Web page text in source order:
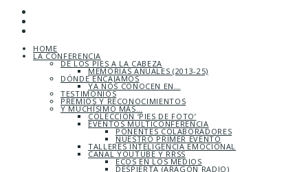
HOME
LA CONFERENCIA
DE LOS PIES A LA CABEZA
MEMORIAS ANUALES (2013-25)
DÓNDE ENCAJAMOS
YA NOS CONOCEN EN…
TESTIMONIOS
PREMIOS Y RECONOCIMIENTOS
Y MUCHÍSIMO MÁS…
COLECCIÓN ‘PIES DE FOTO’
EVENTOS MULTICONFERENCIA
PONENTES COLABORADORES
NUESTRO PRIMER EVENTO
TALLERES INTELIGENCIA EMOCIONAL
CANAL YOUTUBE Y RRSS
ECOS EN LOS MEDIOS
DESPIERTA (ARAGÓN RADIO)